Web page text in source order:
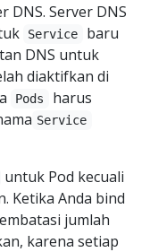
DNS. Server DNS
Service
baru
DNS untuk
diaktifkan di
Pods
harus
Service
untuk Pod kecuali
Ketika Anda bind
jumlah
karena setiap